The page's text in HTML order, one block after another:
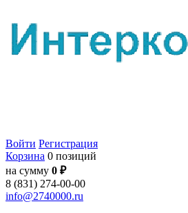
Войти Регистрация
Корзина 0 позиций
на сумму 0 ₽
8 (831) 274-00-00
info@2740000.ru